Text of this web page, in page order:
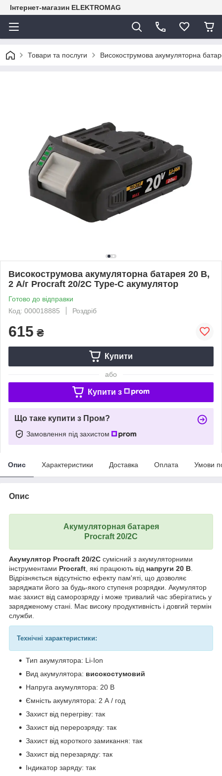
Інтернет-магазин ELEKTROMAG
Товари та послуги Високострумова акумуляторна
Високострумова акумуляторна батарея 20 В,
2 А/г Procraft 20/2C Type-C акумулятор
Готово до відправки
Код: 000018885
Роздріб
615 ₴
Купити
або
Купити з
Що таке купити з Пром?
Замовлення під захистом
Опис Характеристики Доставка Оплата Умови
Опис
Акумуляторная батарея
Procraft 20/2C
Акумулятор Procraft 20/2C сумісний з акумуляторними
інструментами Procraft , які працюють від напруги 20 В
Відрізняється відсутністю ефекту пам'яті, що дозволяє
заряджати його за будь-якого ступеня розрядки. Акумулятор
має захист від саморозряду і може тривалий час зберігатись у
зарядженому стані. Має високу продуктивність і довгий термін
служби.
Технічні характеристики:
Тип акумулятора: Li-Ion
Вид акумулятора: високостумовий
Напруга акумулятора: 20 В
Ємність акумулятора: 2 А / год
Захист від перегріву: так
Захист від перерозряду: так
Захист від короткого замикання: так
Захист від перезаряду: так
Індикатор заряду: так